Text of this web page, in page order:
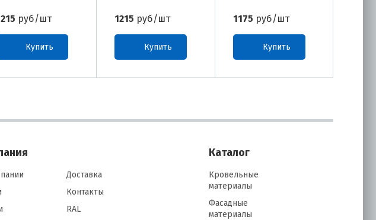
руб/шт
Купить
1215 руб/шт
Купить
1175 руб/шт
Купить
Доставка
Контакты
RAL
Каталог
Кровельные
материалы
Фасадные
материалы